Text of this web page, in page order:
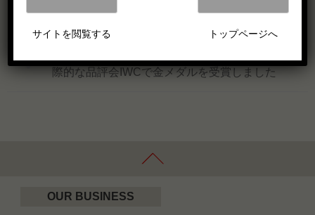
際的な品評会IWCで金メダルを受賞しました
OUR BUSINESS
サイトを閲覧する トップページへ